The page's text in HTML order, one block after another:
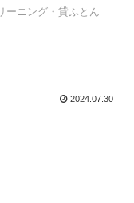
ーニング・貸ふとん
2024.07.30